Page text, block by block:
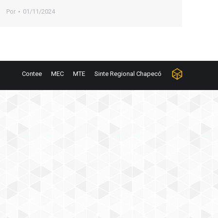
Por 01/11/2024
Contee MEC MTE Sinte Regional Chapecó